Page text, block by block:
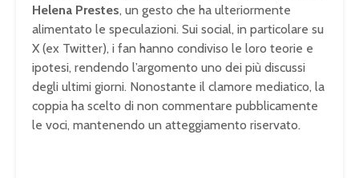
Helena Prestes, un gesto che ha ulteriormente
alimentato le speculazioni. Sui social, in particolare su
X (ex Twitter), i fan hanno condiviso le loro teorie e
ipotesi, rendendo l’argomento uno dei più discussi
degli ultimi giorni. Nonostante il clamore mediatico, la
coppia ha scelto di non commentare pubblicamente
le voci, mantenendo un atteggiamento riservato.